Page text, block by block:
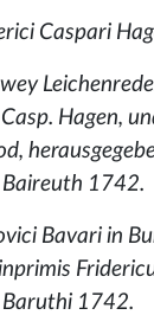
Caspari
Hagen,
Baireuth 1742.
Bavari in
Baruthi 1742.